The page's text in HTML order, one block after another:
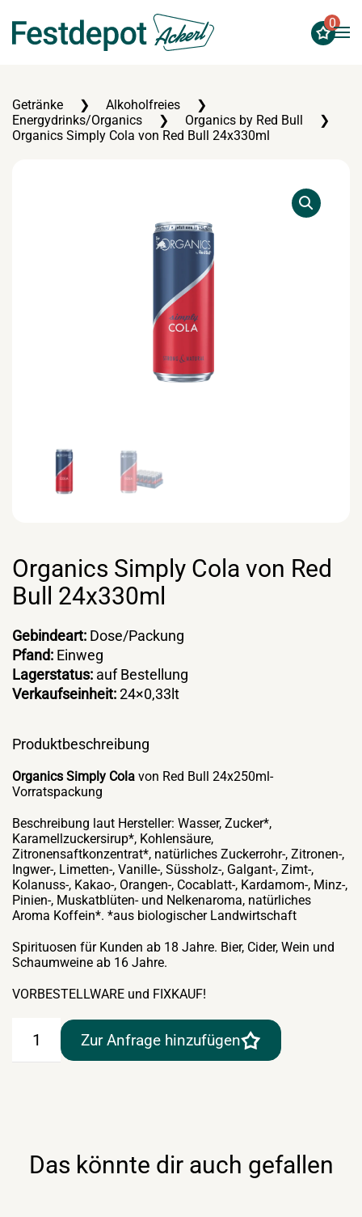
Zum Hauptinhalt springen
0
Getränke
Alkoholfreies
Energydrinks/Organics
Organics by Red Bull
Organics Simply Cola von Red Bull 24x330ml
Organics Simply Cola von Red
Bull 24x330ml
Gebindeart: Dose/Packung
Pfand: Einweg
Lagerstatus: auf Bestellung
Verkaufseinheit:24×0,33lt
Produktbeschreibung
Organics Simply Cola von Red Bull 24x250ml-
Vorratspackung
Beschreibung laut Hersteller: Wasser, Zucker*,
Karamellzuckersirup*, Kohlensäure,
Zitronensaftkonzentrat*, natürliches Zuckerrohr-, Zitronen-,
Ingwer-, Limetten-, Vanille-, Süssholz-, Galgant-, Zimt-,
Kolanuss-, Kakao-, Orangen-, Cocablatt-, Kardamom-, Minz-,
Pinien-, Muskatblüten- und Nelkenaroma, natürliches
Aroma Koffein*. *aus biologischer Landwirtschaft
Spirituosen für Kunden ab 18 Jahre. Bier, Cider, Wein und
Schaumweine ab 16 Jahre.
VORBESTELLWARE und FIXKAUF!
Organics
Simply
Zur Anfrage hinzufügen
Das könnte dir auch gefallen